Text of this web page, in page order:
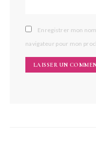
Enregistrer mon
navigateur pour mon